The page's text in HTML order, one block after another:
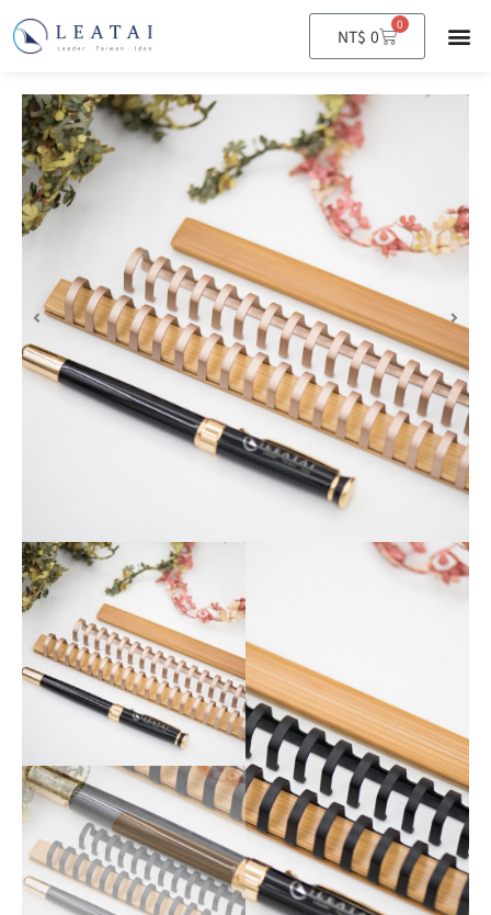
NT$ 0
0
購
物